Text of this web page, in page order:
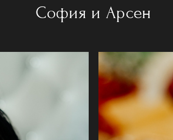
София и Арсен